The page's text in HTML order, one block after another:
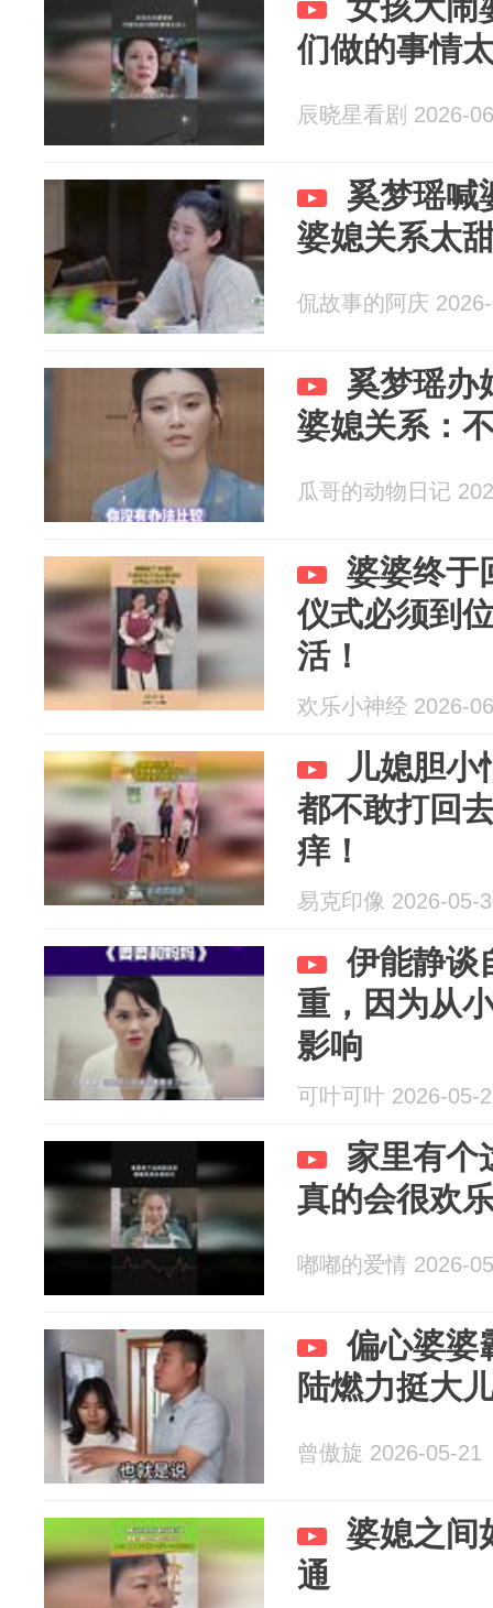
们做的事情
辰晓星看剧 2026-
奚梦瑶喊
婆媳关系太
侃故事的阿庆
奚梦瑶办
婆媳关系：
瓜哥的动物日记
婆婆终于
仪式必须到
活！
欢乐小神经 2026-
儿媳胆小
都不敢打回
痒！
易克印像 2026-05-
伊能静谈
重，因为从
影响
可叶可叶 2026-05-
家里有个
真的会很欢
嘟嘟的爱情 2026-
偏心婆婆
陆燃力挺大
曾傲旋 2026-05-21
婆媳之间
通